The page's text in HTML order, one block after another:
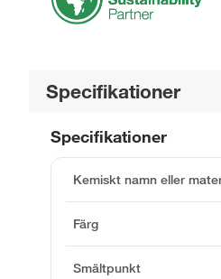
Specifikationer
Specifikationer
Kemiskt namn eller
Färg
Smältpunkt